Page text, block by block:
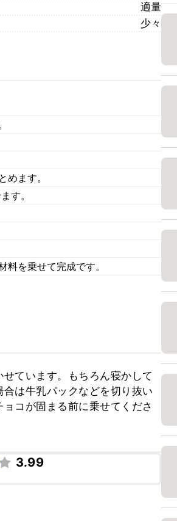
適量
少々
ます。
す。
を乗せて完成です。
ています。もちろん寝かして
は牛乳パックなどを切り抜い
コが固まる前に乗せてくださ
3.99